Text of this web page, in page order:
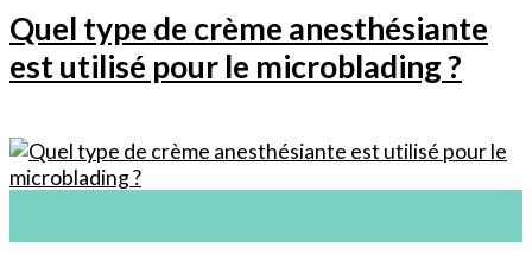
Quel type de crème anesthésiante
est utilisé pour le microblading ?